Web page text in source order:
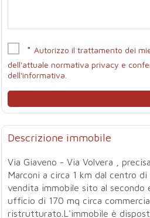
*Autorizzo il trattamento dei
dell'attuale normativa privacy e
dell'informativa.
Descrizione immobile
Via Giaveno - Via Volvera ,
Marconi a circa 1 km dal centro
vendita immobile sito al secondo
ufficio di 170 mq circa
ristrutturato.L'immobile è